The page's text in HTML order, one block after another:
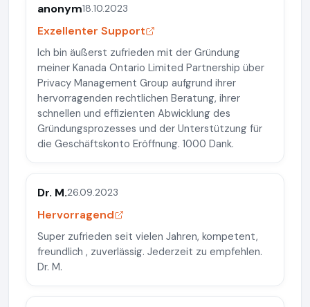
anonym18.10.2023
Exzellenter Support
Ich bin äußerst zufrieden mit der Gründung
meiner Kanada Ontario Limited Partnership über
Privacy Management Group aufgrund ihrer
hervorragenden rechtlichen Beratung, ihrer
schnellen und effizienten Abwicklung des
Gründungsprozesses und der Unterstützung für
die Geschäftskonto Eröffnung. 1000 Dank.
Dr. M.26.09.2023
Hervorragend
Super zufrieden seit vielen Jahren, kompetent,
freundlich , zuverlässig. Jederzeit zu empfehlen.
Dr. M.